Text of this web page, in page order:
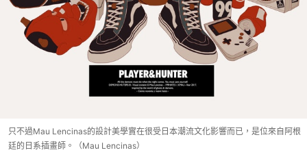
只不過Mau Lencinas的設計美學實在很受日本潮流文化影響而已，是位來自阿根
廷的日系插畫師。（Mau Lencinas）